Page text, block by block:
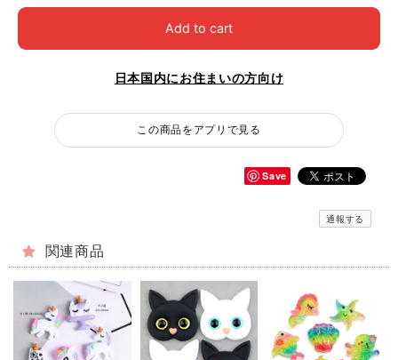
Add to cart
日本国内にお住まいの方向け
この商品をアプリで見る
Save
通報する
関連商品